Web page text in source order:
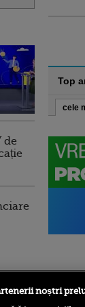
de
Top
cele
noștri